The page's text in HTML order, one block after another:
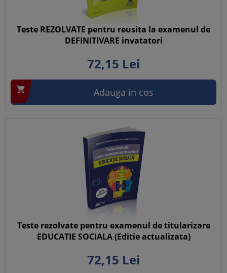
Teste REZOLVATE pentru reusita la examenul de
DEFINITIVARE invatatori
72,15 Lei
 Adauga in cos
Teste rezolvate pentru examenul de titularizare
EDUCATIE SOCIALA (Editie actualizata)
72,15 Lei